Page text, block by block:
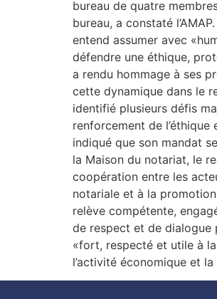
bureau de quatre
bureau, a constaté
entend assumer avec
défendre une éthique,
a rendu hommage à ses
cette dynamique dans le
identifié plusieurs défis
renforcement de
indiqué que son mandat
la Maison du notariat, le
coopération entre les
notariale et à la
relève compétente,
de respect et de dialogue
«fort, respecté et utile à
l’activité économique et